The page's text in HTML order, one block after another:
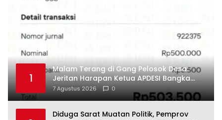
1
Malam Terang di Gang Pelosok Desa:
Jeritan Harapan Ketua APDESI Bangka
Tengah untuk PLN Babel
7 Agustus 2026 0
‎Diduga Sarat Muatan Politik, Pemprov